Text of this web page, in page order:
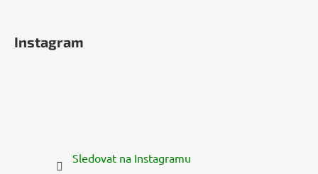
Instagram
Sledovat na Instagramu